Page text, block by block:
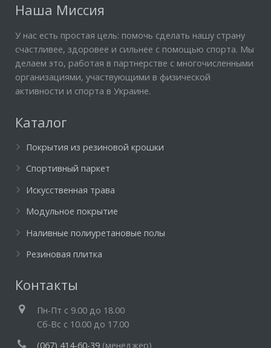
Наша Миссия
У нас есть простая цель: помочь сделать нашу страну
счастливее, здоровее и сильнее с помощью спорта. Мы
делаем это, работая в партнерстве с многочисленными
организациями, участвующими в физической
активности и спорта в Украине.
Каталог
Покрытия из резиновой крошки
Спортивный паркет
Искусственная трава
Модульное покрытие
Наливные полиуретановые полы
Резиновая плитка
Контакты
Пн-Пт c 9.00 до 18.00
Cб-Вс с 10.00 до 17.00
(067) 414-60-39 (менеджер)